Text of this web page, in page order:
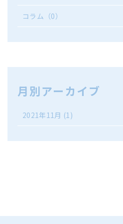
コラム （0）
月別アーカイブ
2021年11月 (1)